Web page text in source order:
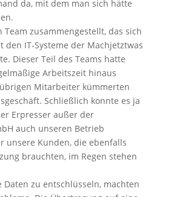
da, mit dem man sich hätte
Team zusammengestellt, das sich
den IT-Systeme der Machjetztwas
Dieser Teil des Teams hatte
Arbeitszeit hinaus
Mitarbeiter kümmerten
Schließlich konnte es ja
Erpresser außer der
auch unseren Betrieb
unsere Kunden, die ebenfalls
brauchten, im Regen stehen
Daten zu entschlüsseln, machten